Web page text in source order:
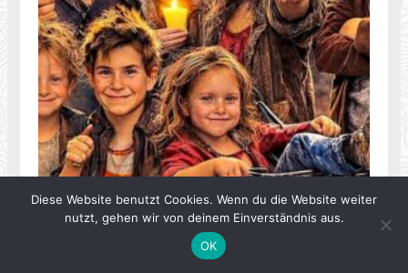
Diese Website benutzt Cookies. Wenn du die Website weiter
nutzt, gehen wir von deinem Einverständnis aus.
OK